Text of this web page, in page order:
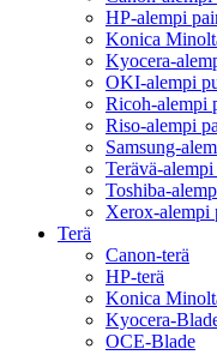
HP-alempi
Konica
Kyocera-
OKI-alempi
Ricoh-alempi
Riso-alempi
Samsung-
Terävä-
Toshiba-
Xerox-alempi
Terä
Canon-terä
HP-terä
Konica
Kyocera-
OCE-Blade